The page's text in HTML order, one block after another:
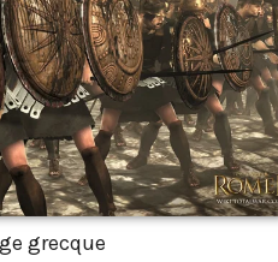
grecque